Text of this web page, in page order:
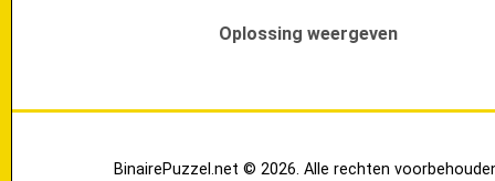
Oplossing weergeven
BinairePuzzel.net © 2026. Alle rechten